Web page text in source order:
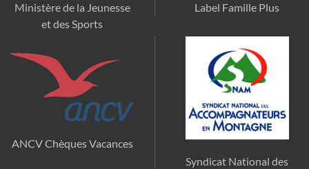
Ministère de la Jeunesse
et des Sports
Label Famille Plus
ANCV Chèques Vacances
Syndicat National des